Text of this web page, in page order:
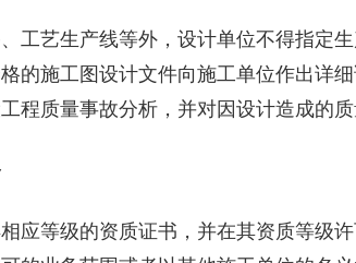
艺生产线等外，设计单位不得指定生
施工图设计文件向施工单位作出详细
量事故分析，并对因设计造成的质
级的资质证书，并在其资质等级许